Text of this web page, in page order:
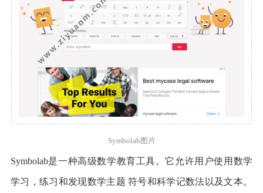
Symbolab图片
Symbolab是一种高级数学教育工具。它允许用户使用数学
学习，练习和发现数学主题 符号和科学记数法以及文本。